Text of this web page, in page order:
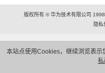
本站点使用Cookies，继续浏览表示
私
版权所有 © 华为技术有限公司
隐私